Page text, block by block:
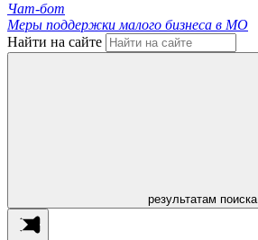
Чат-бот
Меры поддержки малого бизнеса в МО
Найти на сайте
результатам поиска